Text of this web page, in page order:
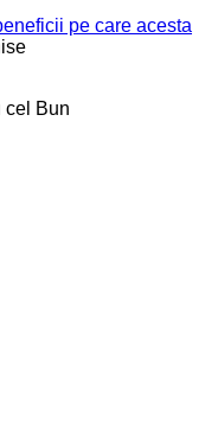
de
care
cont
pe care acesta
pentru
la
cel Bun